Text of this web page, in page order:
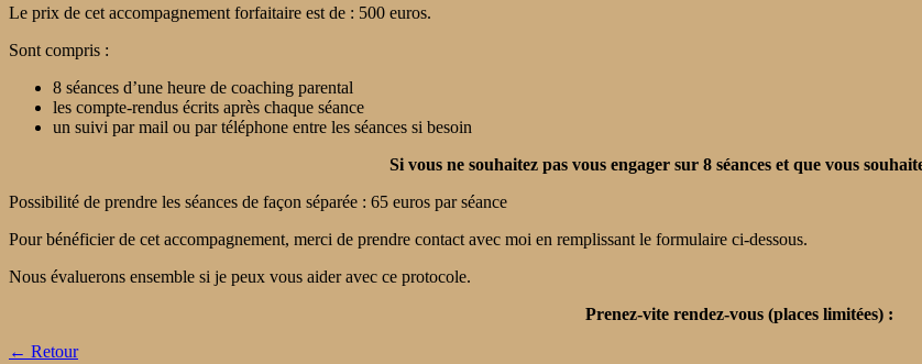
Le prix de cet accompagnement forfaitaire est de : 500 euros.
Sont compris :
8 séances d’une heure de coaching parental
les compte-rendus écrits après chaque séance
un suivi par mail ou par téléphone entre les séances si besoin
Si vous ne souhaitez pas vous engager sur 8 séances et que vous
Possibilité de prendre les séances de façon séparée : 65 euros par séance
Pour bénéficier de cet accompagnement, merci de prendre contact avec moi en remplissant le formulaire ci-dessous.
Nous évaluerons ensemble si je peux vous aider avec ce protocole.
Prenez-vite rendez-vous (places limitées) :
← Retour